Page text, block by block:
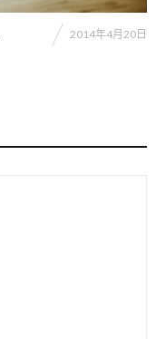
2014年4月20日